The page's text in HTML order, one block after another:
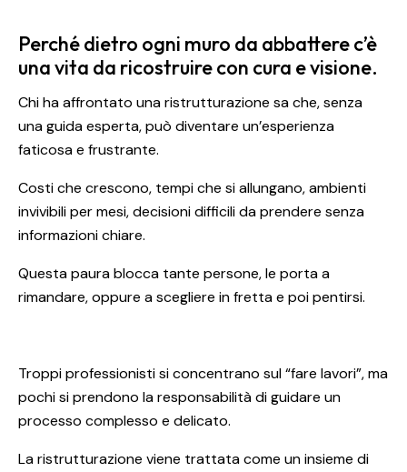
Perché dietro ogni muro da abbattere c’è
una vita da ricostruire con cura e visione.
Chi ha affrontato una ristrutturazione sa che, senza
una guida esperta, può diventare un’esperienza
faticosa e frustrante.
Costi che crescono, tempi che si allungano, ambienti
invivibili per mesi, decisioni difficili da prendere senza
informazioni chiare.
Questa paura blocca tante persone, le porta a
rimandare, oppure a scegliere in fretta e poi pentirsi.
Troppi professionisti si concentrano sul “fare lavori”, ma
pochi si prendono la responsabilità di guidare un
processo complesso e delicato.
La ristrutturazione viene trattata come un insieme di